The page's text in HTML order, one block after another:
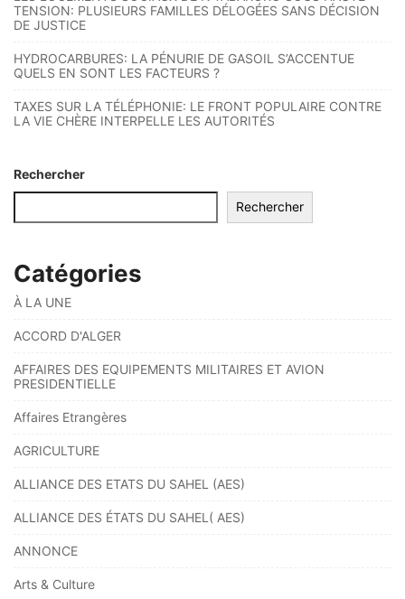
TENSION: PLUSIEURS FAMILLES DÉLOGÉES SANS DÉCISION
DE JUSTICE
HYDROCARBURES: LA PÉNURIE DE GASOIL S’ACCENTUE
QUELS EN SONT LES FACTEURS ?
TAXES SUR LA TÉLÉPHONIE: LE FRONT POPULAIRE CONTRE
LA VIE CHÈRE INTERPELLE LES AUTORITÉS
Rechercher
Rechercher
Catégories
À LA UNE
ACCORD D'ALGER
AFFAIRES DES EQUIPEMENTS MILITAIRES ET AVION
PRESIDENTIELLE
Affaires Etrangères
AGRICULTURE
ALLIANCE DES ETATS DU SAHEL (AES)
ALLIANCE DES ÉTATS DU SAHEL( AES)
ANNONCE
Arts & Culture